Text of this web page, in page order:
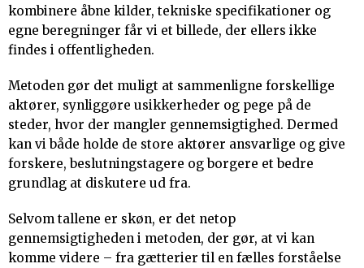
kombinere åbne kilder, tekniske specifikationer og
egne beregninger får vi et billede, der ellers ikke
findes i offentligheden.
Metoden gør det muligt at sammenligne forskellige
aktører, synliggøre usikkerheder og pege på de
steder, hvor der mangler gennemsigtighed. Dermed
kan vi både holde de store aktører ansvarlige og give
forskere, beslutningstagere og borgere et bedre
grundlag at diskutere ud fra.
Selvom tallene er skøn, er det netop
gennemsigtigheden i metoden, der gør, at vi kan
komme videre – fra gætterier til en fælles forståelse